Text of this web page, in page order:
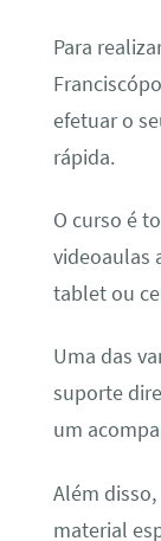
Para
efetuar o
rápida.
O curso é
videoaulas
tablet ou
Uma das
suporte
um
Além
material